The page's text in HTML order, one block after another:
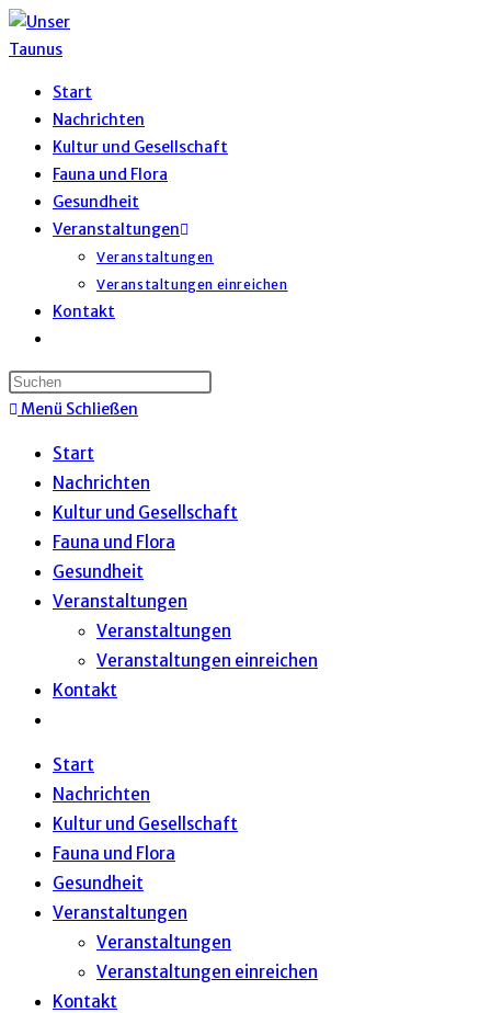
Zum
Inhalt
Start
Nachrichten
Kultur und Gesellschaft
Fauna und Flora
Gesundheit
Veranstaltungen
Veranstaltungen
Veranstaltungen einreichen
Kontakt
umschalten
Menü Schließen
Start
Nachrichten
Kultur und Gesellschaft
Fauna und Flora
Gesundheit
Veranstaltungen
Veranstaltungen
Veranstaltungen einreichen
Kontakt
umschalten
Start
Nachrichten
Kultur und Gesellschaft
Fauna und Flora
Gesundheit
Veranstaltungen
Veranstaltungen
Veranstaltungen einreichen
Kontakt